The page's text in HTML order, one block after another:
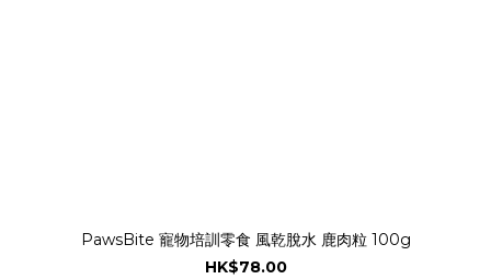
PawsBite 寵物培訓零食 風乾脫水 鹿肉粒 100g
HK$78.00